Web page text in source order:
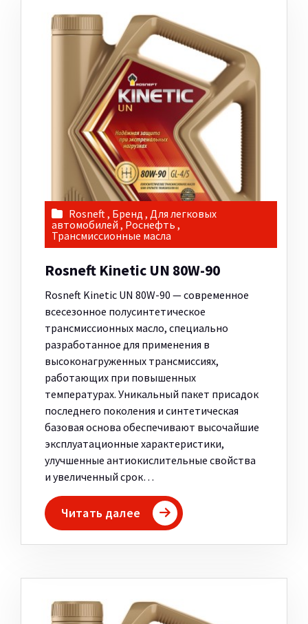
Rosneft, Бренд , Для легковых
автомобилей , Роснефть ,
Трансмиссионные масла
Rosneft Kinetic UN 80W-90
Rosneft Kinetic UN 80W-90 — современное
всесезонное полусинтетическое
трансмиссионных масло, специально
разработанное для применения в
высоконагруженных трансмиссиях,
работающих при повышенных
температурах. Уникальный пакет присадок
последнего поколения и синтетическая
базовая основа обеспечивают высочайшие
эксплуатационные характеристики,
улучшенные антиокислительные свойства
и увеличенный срок…
Читать далее